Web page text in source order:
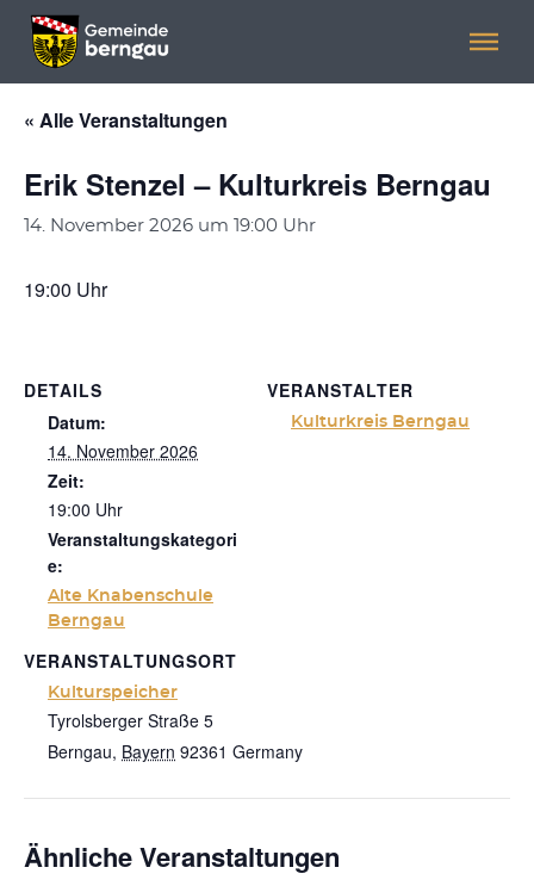
Menü überspringen
Menü überspringen
« Alle Veranstaltungen
Erik Stenzel – Kulturkreis Berngau
14. November 2026 um 19:00 Uhr
19:00 Uhr
DETAILS
Datum:
14. November 2026
Zeit:
19:00 Uhr
Veranstaltungskategori
e:
Alte Knabenschule
Berngau
VERANSTALTUNGSORT
Kulturspeicher
Tyrolsberger Straße 5
Berngau, Bayern 92361 Germany
VERANSTALTER
Kulturkreis Berngau
Ähnliche Veranstaltungen